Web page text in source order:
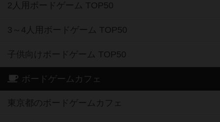
2人用ボードゲーム TOP50
3～4人用ボードゲーム TOP50
子供向けボードゲーム TOP50
ボードゲームカフェ
東京都のボードゲームカフェ